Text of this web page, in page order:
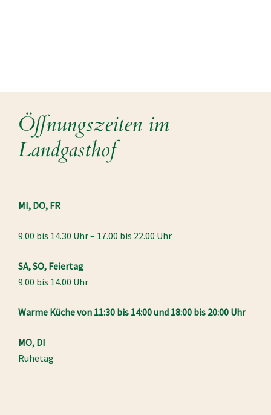
Öffnungszeiten im
Landgasthof
MI, DO, FR
9.00 bis 14.30 Uhr – 17.00 bis 22.00 Uhr
SA, SO, Feiertag
9.00 bis 14.00 Uhr
Warme Küche von 11:30 bis 14:00 und 18:00 bis 20:00 Uhr
MO, DI
Ruhetag